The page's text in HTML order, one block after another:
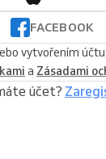
FACEBOOK
vytvořením
a Zásadami
účet?